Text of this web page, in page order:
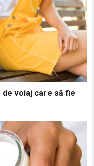
voiaj care să fie